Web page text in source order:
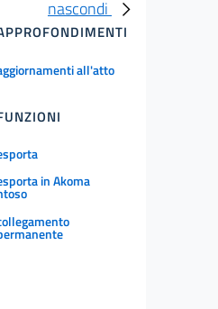
nascondi
all'atto
in Akoma